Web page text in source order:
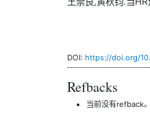
DOI: https://doi.org/
Refbacks
当前没有refback。